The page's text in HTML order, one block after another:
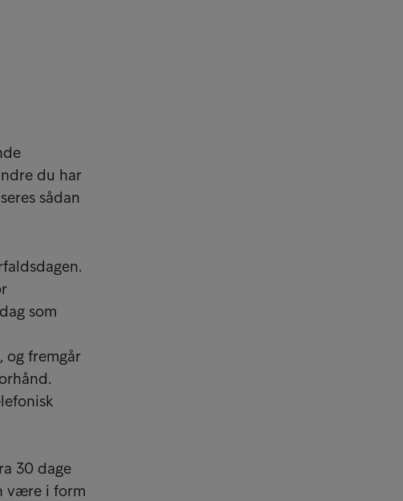
du har
sådan
som
og fremgår
30 dage
være i form